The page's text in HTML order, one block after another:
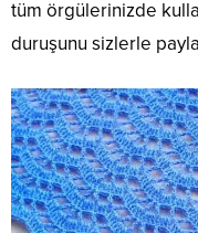
tüm örgülerinizde
duruşunu sizlerle